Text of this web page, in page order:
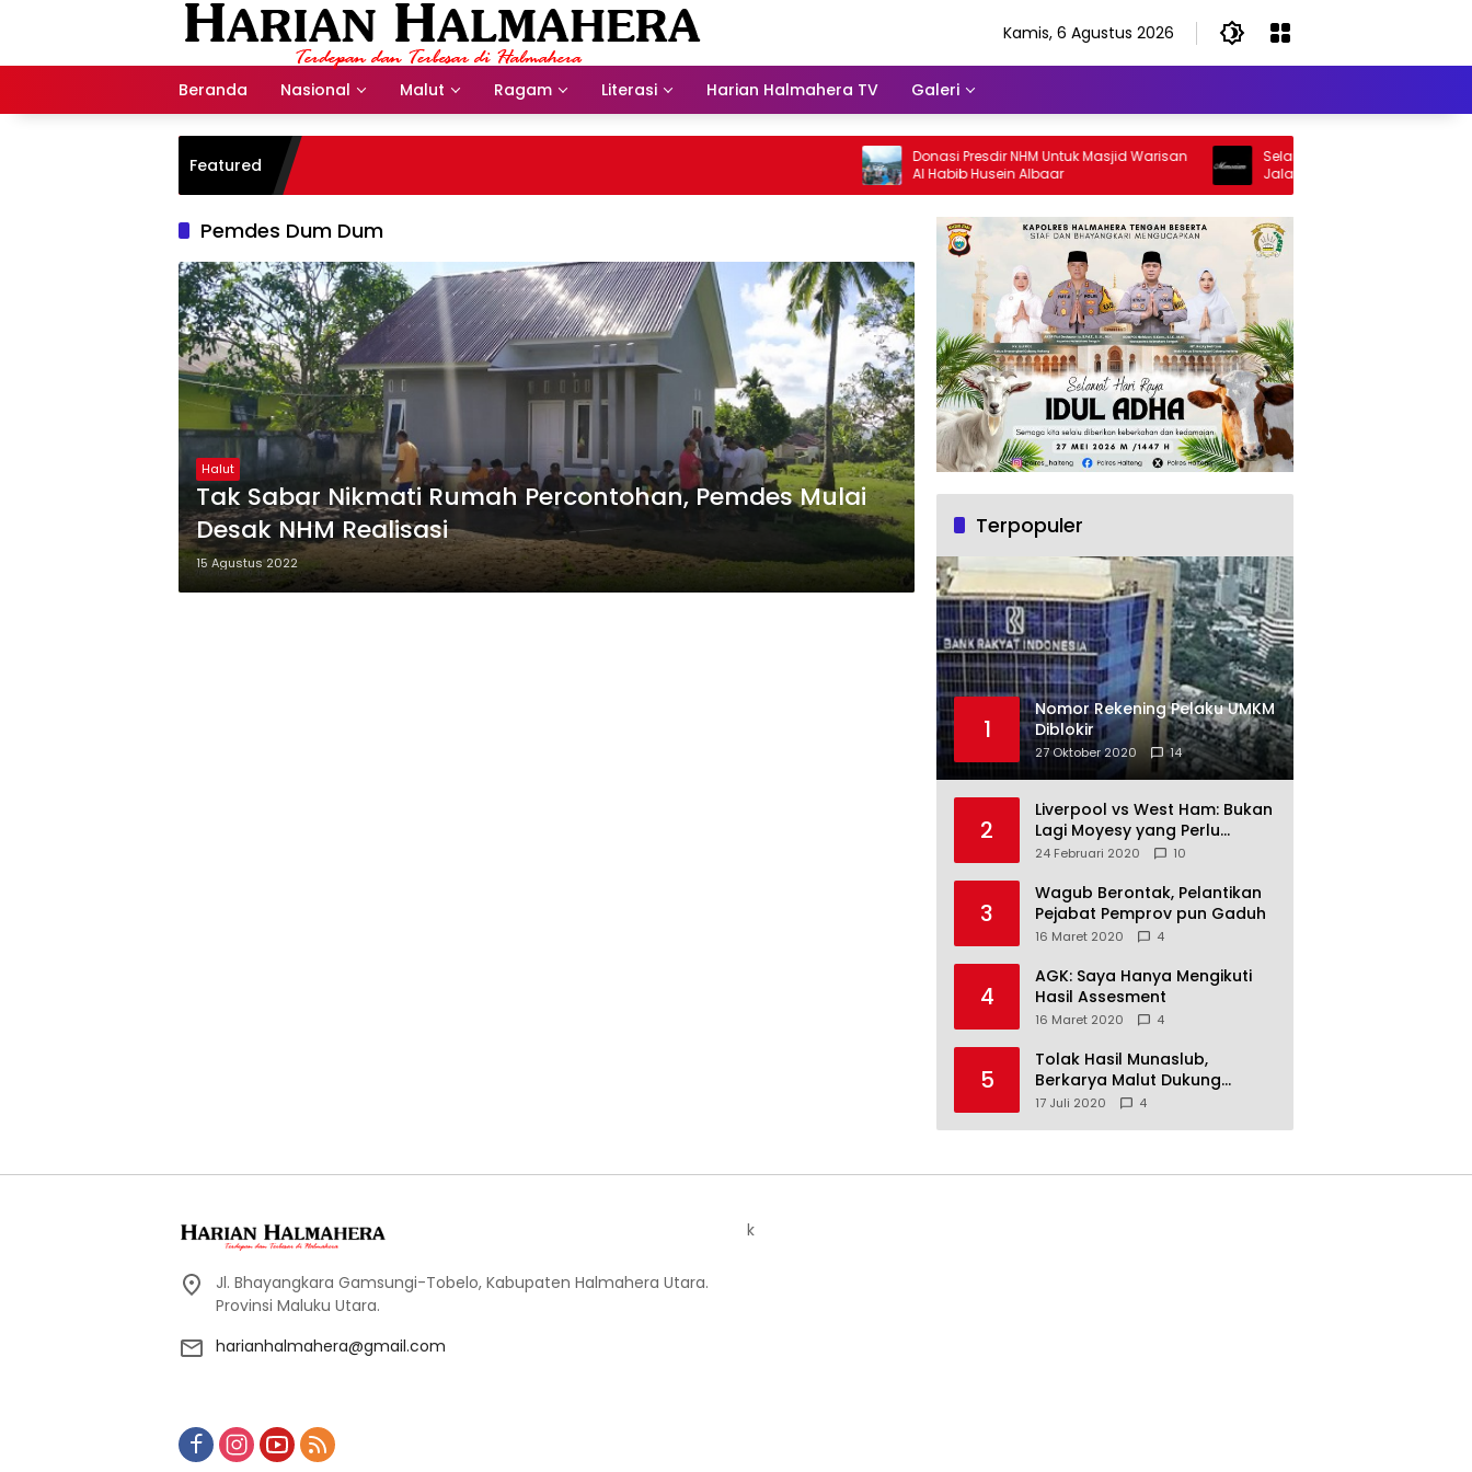
Kamis, 6 Agustus 2026
Beranda Nasional Malut Ragam Literasi Harian Halmahera TV Galeri
Featured
Donasi Presdir NHM Untuk Masjid Warisan
Al Habib Husein Albaar
Selamat Jalan Sang Inspirator,
Jalan Abangku Yuslam Idris
Pemdes Dum Dum
Halut
Tak Sabar Nikmati Rumah Percontohan, Pemdes Mulai
Desak NHM Realisasi
15 Agustus 2022
Terpopuler
1
Nomor Rekening Pelaku UMKM
Diblokir
27 Oktober 2020 14
2
Liverpool vs West Ham: Bukan
Lagi Moyesy yang Perlu
Ditakuti
24 Februari 2020 10
3
Wagub Berontak, Pelantikan
Pejabat Pemprov pun Gaduh
16 Maret 2020 4
4
AGK: Saya Hanya Mengikuti
Hasil Assesment
16 Maret 2020 4
5
Tolak Hasil Munaslub,
Berkarya Malut Dukung
Tommy Soeharto
17 Juli 2020 4
Jl. Bhayangkara Gamsungi-Tobelo, Kabupaten Halmahera Utara.
Provinsi Maluku Utara.
harianhalmahera@gmail.com
k